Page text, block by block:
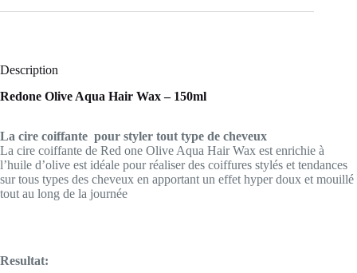
Description
Redone Olive Aqua Hair Wax – 150ml
La cire coiffante pour styler tout type de cheveux
La cire coiffante de Red one Olive Aqua Hair Wax est enrichie à
l’huile d’olive est idéale pour réaliser des coiffures stylés et tendances
sur tous types des cheveux en apportant un effet hyper doux et mouillé
tout au long de la journée
Resultat: